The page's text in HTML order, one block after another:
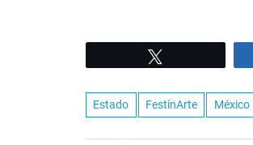
Estado FestínArte México